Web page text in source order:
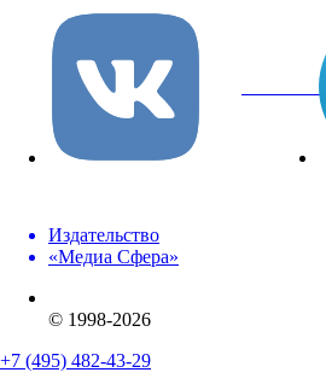
вКонтакте
Издательство
«Медиа Сфера»
© 1998-2026
+7 (495) 482-43-29